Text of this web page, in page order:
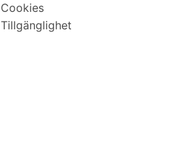
Cookies
Tillgänglighet